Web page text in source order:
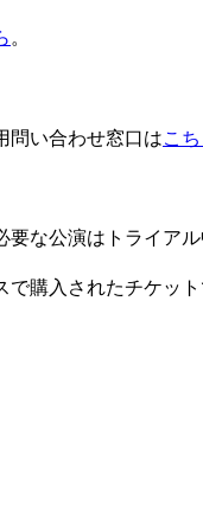
。
問い合わせ窓口はこ
要な公演はトライア
で購入されたチケッ